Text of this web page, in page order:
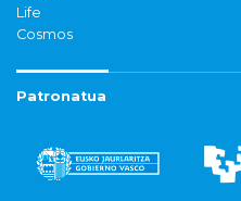
Life
Cosmos
Patronatua